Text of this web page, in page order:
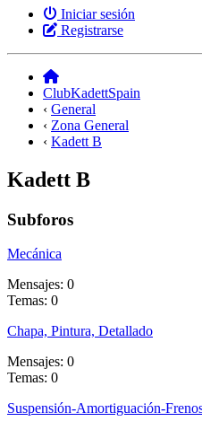
Iniciar sesión
Registrarse
ClubKadettSpain
‹ General
‹ Zona General
‹ Kadett B
Kadett B
Subforos
Mecánica
Mensajes: 0
Temas: 0
Chapa, Pintura, Detallado
Mensajes: 0
Temas: 0
Suspensión-Amortiguación-